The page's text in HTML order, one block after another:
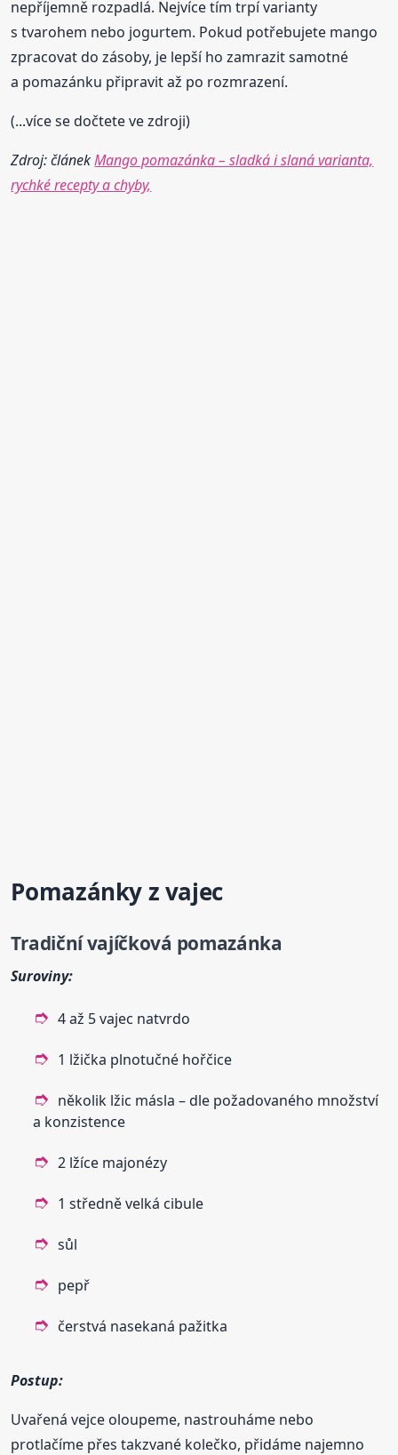
nepříjemně rozpadlá. Nejvíce tím trpí varianty
s tvarohem nebo jogurtem. Pokud potřebujete mango
zpracovat do zásoby, je lepší ho zamrazit samotné
a pomazánku připravit až po rozmrazení.
(...více se dočtete ve zdroji)
Zdroj: článekMango pomazánka – sladká i slaná varianta,
rychké recepty a chyby,
Pomazánky z vajec
Tradiční vajíčková pomazánka
Suroviny:
4 až 5 vajec natvrdo
1 lžička plnotučné hořčice
několik lžic másla – dle požadovaného množství
a konzistence
2 lžíce majonézy
1 středně velká cibule
sůl
pepř
čerstvá nasekaná pažitka
Postup:
Uvařená vejce oloupeme, nastrouháme nebo
protlačíme přes takzvané kolečko, přidáme najemno